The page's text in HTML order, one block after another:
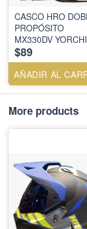
CASCO HRO
PROPÓSITO
MX330DV YORCHI
GR.OS. AZ VISOR
SM.CL.IR.AZ
$89
AÑADIR AL
More products